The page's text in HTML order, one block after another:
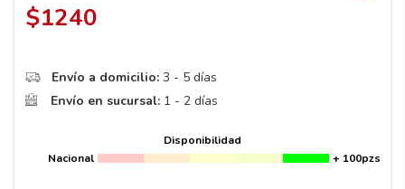
$1240
Envío a domicilio: 3 - 5 días
Envío en sucursal: 1 - 2 días
Disponibilidad
Nacional
+ 100pzs
10.
265